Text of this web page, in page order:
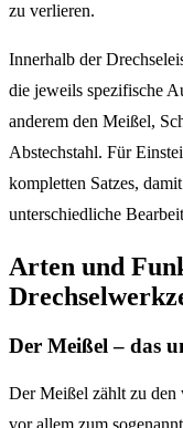
zu verlieren.
Innerhalb der
die jeweils spezifische
anderem den Meißel,
Abstechstahl. Für
kompletten Satzes,
unterschiedliche
Arten und
Der Meißel – das
Der Meißel zählt zu